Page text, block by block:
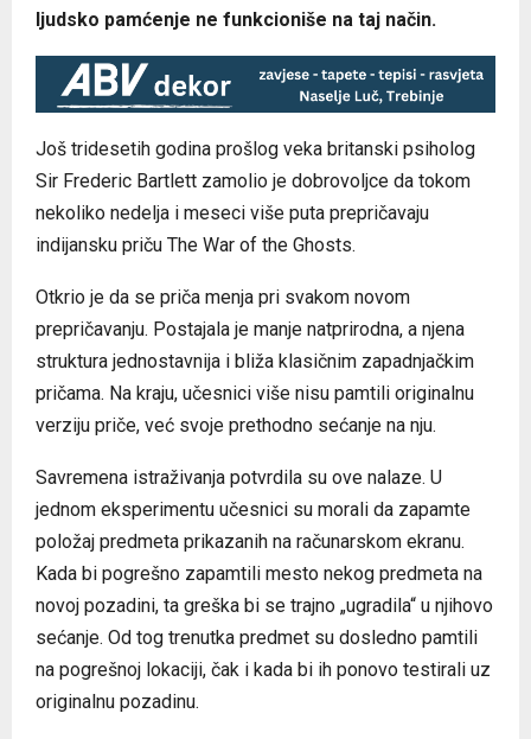
ljudsko pamćenje ne funkcioniše na taj način.
Još tridesetih godina prošlog veka britanski psiholog
Sir Frederic Bartlett zamolio je dobrovoljce da tokom
nekoliko nedelja i meseci više puta prepričavaju
indijansku priču The War of the Ghosts.
Otkrio je da se priča menja pri svakom novom
prepričavanju. Postajala je manje natprirodna, a njena
struktura jednostavnija i bliža klasičnim zapadnjačkim
pričama. Na kraju, učesnici više nisu pamtili originalnu
verziju priče, već svoje prethodno sećanje na nju.
Savremena istraživanja potvrdila su ove nalaze. U
jednom eksperimentu učesnici su morali da zapamte
položaj predmeta prikazanih na računarskom ekranu.
Kada bi pogrešno zapamtili mesto nekog predmeta na
novoj pozadini, ta greška bi se trajno „ugradila“ u njihovo
sećanje. Od tog trenutka predmet su dosledno pamtili
na pogrešnoj lokaciji, čak i kada bi ih ponovo testirali uz
originalnu pozadinu.